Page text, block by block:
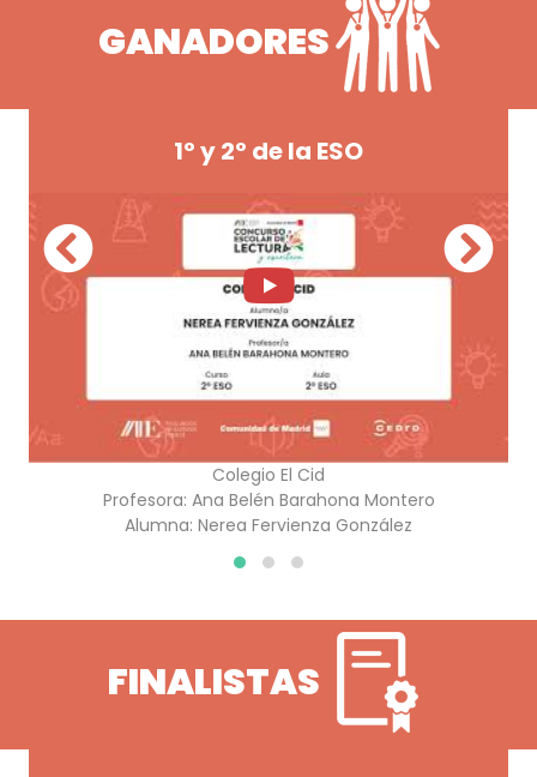
GANADORES
1º y 2º de la ESO
Colegio El Cid
Profesora: Ana Belén Barahona Montero
Alumna: Nerea Fervienza González
FINALISTAS